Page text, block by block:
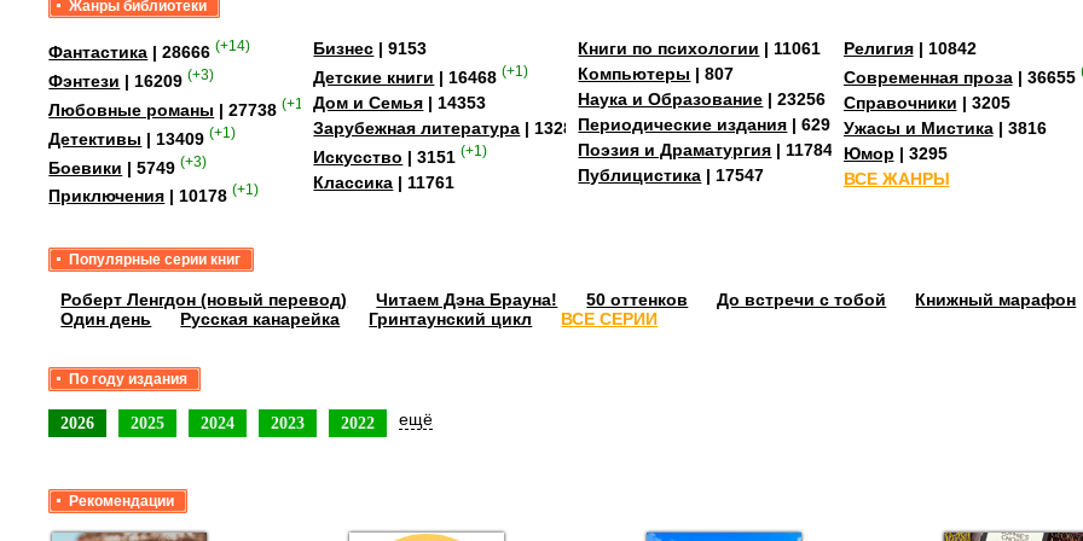
Жанры библиотеки
Фантастика | 28666 (+14)
Фэнтези | 16209 (+3)
Любовные романы | 27738 (+15)
Детективы | 13409 (+1)
Боевики | 5749 (+3)
Приключения | 10178 (+1)
Бизнес | 9153
Детские книги | 16468 (+1)
Дом и Семья | 14353
Зарубежная литература | 13287
Искусство | 3151 (+1)
Классика | 11761
Книги по психологии | 11061
Компьютеры | 807
Наука и Образование | 23256
Периодические издания | 629
Поэзия и Драматургия | 11784
Публицистика | 17547
Религия| 10842
Современная проза| 36655
Справочники | 3205
Ужасы и Мистика| 3816
Юмор | 3295
ВСЕ ЖАНРЫ
Популярные серии книг
Роберт Ленгдон (новый перевод) Читаем Дэна Брауна! 50 оттенков До встречи с тобой
Книжный марафон
Один день
Русская канарейка Гринтаунский цикл ВСЕ СЕРИИ
По году издания
2026 2025 2024 2023 2022 ещё
Рекомендации